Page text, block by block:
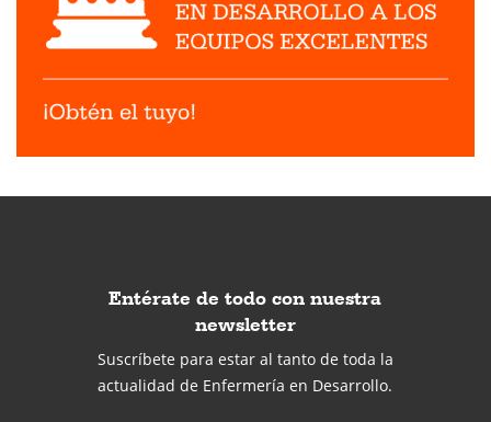
Entérate de todo con nuestra
newsletter
Suscríbete para estar al tanto de toda la
actualidad de Enfermería en Desarrollo.